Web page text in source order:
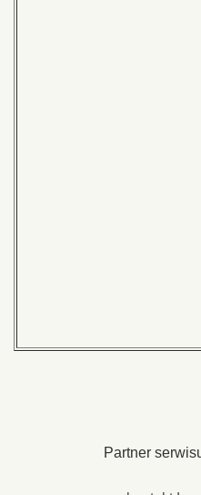
Partner